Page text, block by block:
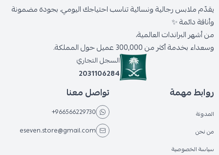
يقدّم ملابس رجالية ونسائية تناسب احتياجك اليومي، بجودة مضمونة
وأناقة دائمة ✨
من أشهر البراندات العالمية،
وسعداء بخدمة أكثر من 300,000 عميل حول المملكة.
السجل التجاري
2031106284
روابط مهمة
المدونة
من نحن
سياسة الخصوصية
تواصل معنا
+966566229730
eseven.store@gmail.com